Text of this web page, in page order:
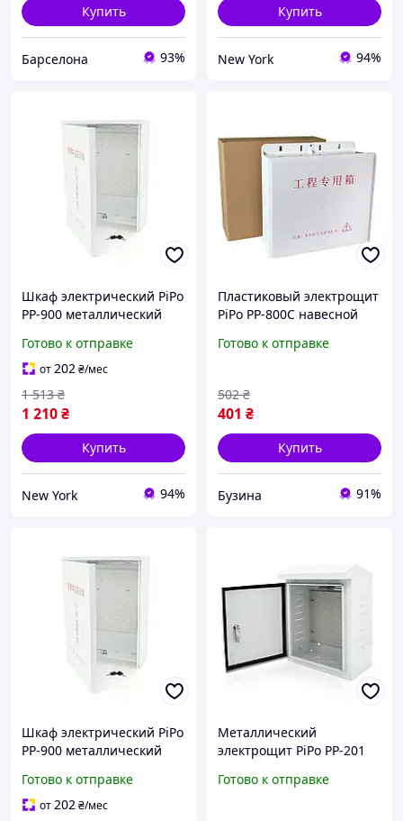
Купить
Барселона 93%
Купить
New York 94%
Шкаф электрический PiPo
PP-900 металлический
монтажа оборудования
newyork
Готово к отправке
от202₴/мес
1 210₴
1 513 ₴
Купить
New York 94%
Пластиковый электрощит
PiPo PP-800C навесной
для сложных
buzyna
Готово к отправке
401 ₴
502 ₴
Купить
Бузина 91%
Шкаф электрический PiPo
PP-900 металлический
монтажа оборудования
buzyna
Готово к отправке
от202₴/мес
Металлический
электрощит PiPo PP-201
распределительных
Готово к отправке